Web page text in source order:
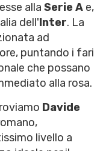
alla Serie A e,
dell'Inter. La
ad
puntando i fari
che possano
alla rosa.
Davide
livello a